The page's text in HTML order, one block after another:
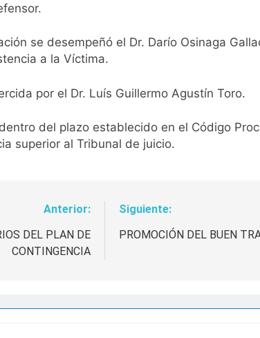
se desempeñó el Dr. Darío Osinaga
a la Víctima.
por el Dr. Luís Guillermo Agustín Toro.
del plazo establecido en el Código
superior al Tribunal de juicio.
Anterior:
DEL PLAN DE
CONTINGENCIA
Siguiente:
PROMOCIÓN DEL BUEN